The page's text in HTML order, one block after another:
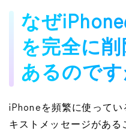
なぜ
を完全に
あるのです
iPhoneを頻繁に使って
キストメッセージがある